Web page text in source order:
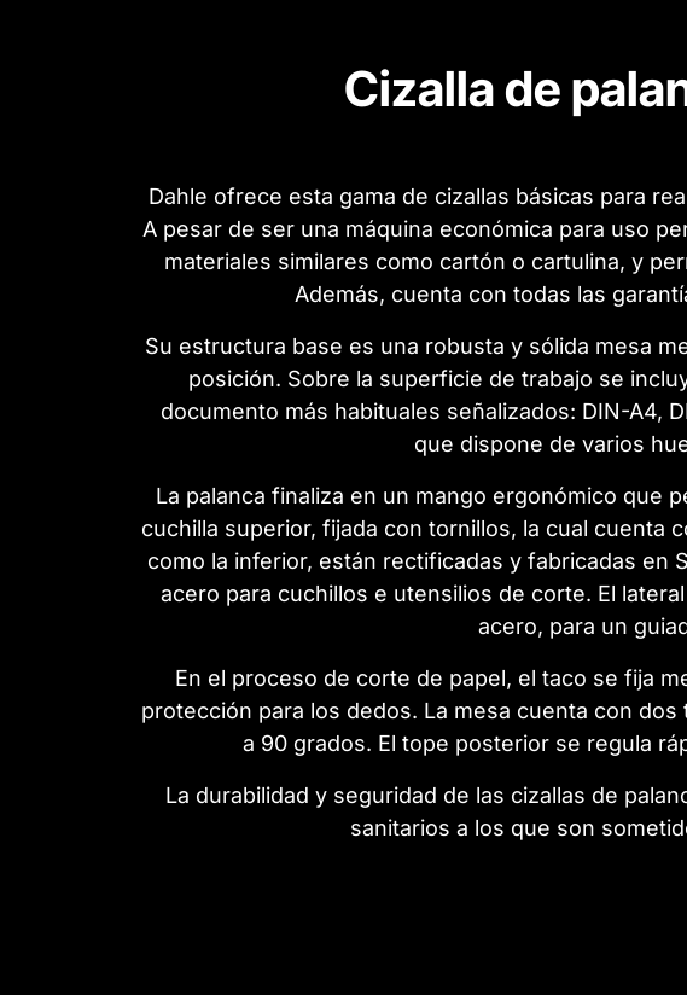
Cizalla de
Dahle ofrece esta gama de cizallas básicas para
A pesar de ser una máquina económica para uso
materiales similares como cartón o cartulina, y
Además, cuenta con todas las
Su estructura base es una robusta y sólida mesa
posición. Sobre la superficie de trabajo se
documento más habituales señalizados: DIN-A4,
que dispone de varios
La palanca finaliza en un mango ergonómico que
cuchilla superior, fijada con tornillos, la cual cuenta
como la inferior, están rectificadas y fabricadas en
acero para cuchillos e utensilios de corte. El
acero, para un
En el proceso de corte de papel, el taco se fija
protección para los dedos. La mesa cuenta con
a 90 grados. El tope posterior se regula
La durabilidad y seguridad de las cizallas de
sanitarios a los que son